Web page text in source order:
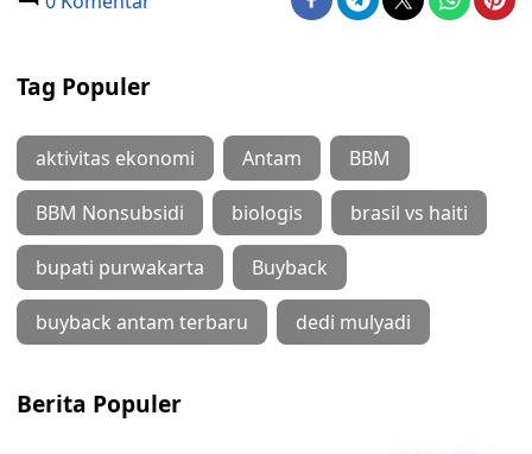
Tag Populer
aktivitas ekonomi Antam BBM
BBM Nonsubsidi biologis brasil vs haiti
bupati purwakarta Buyback
buyback antam terbaru dedi mulyadi
Berita Populer